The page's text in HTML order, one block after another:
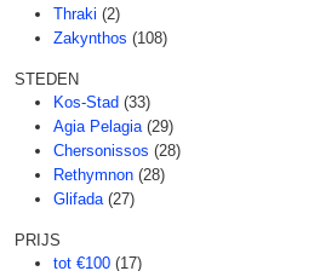
Thraki (2)
Zakynthos (108)
STEDEN
Kos-Stad (33)
Agia Pelagia (29)
Chersonissos (28)
Rethymnon (28)
Glifada (27)
PRIJS
tot €100 (17)